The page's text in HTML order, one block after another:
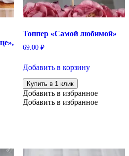
Топпер «Самой любимой»
69.00 ₽
Добавить в корзину
Купить в 1 клик
Добавить в избранное
Добавить в избранное